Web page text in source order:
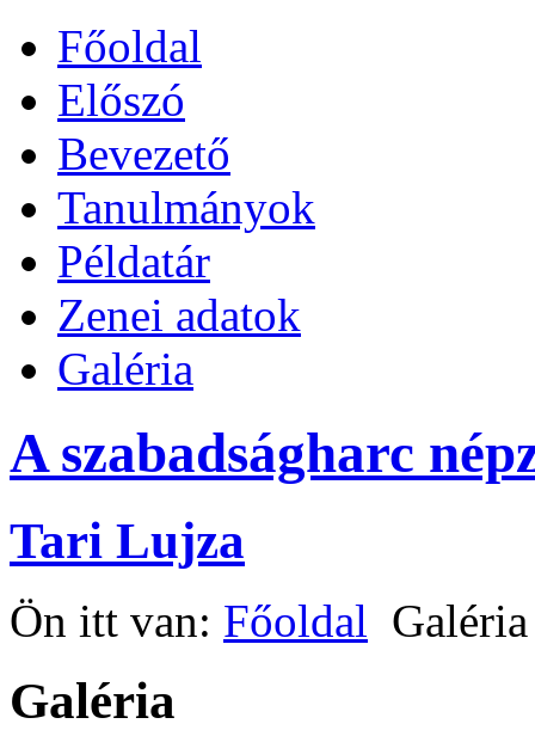
Főoldal
Előszó
Bevezető
Tanulmányok
Példatár
Zenei adatok
Galéria
A szabadságharc
Tari Lujza
Ön itt van: Főoldal Galéria
Galéria